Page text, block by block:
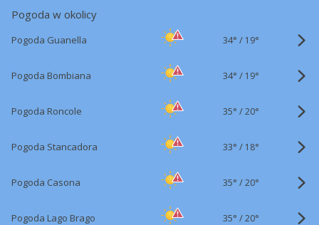
Pogoda w okolicy
Pogoda Guanella 34° / 19°
Pogoda Bombiana 34° / 19°
Pogoda Roncole 35° /20°
Pogoda Stancadora 33° / 18°
Pogoda Casona 35° /20°
Pogoda Lago Brago 35° /20°